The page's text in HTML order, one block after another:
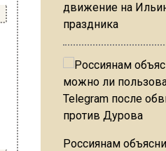
движение на
праздника
Россиянам